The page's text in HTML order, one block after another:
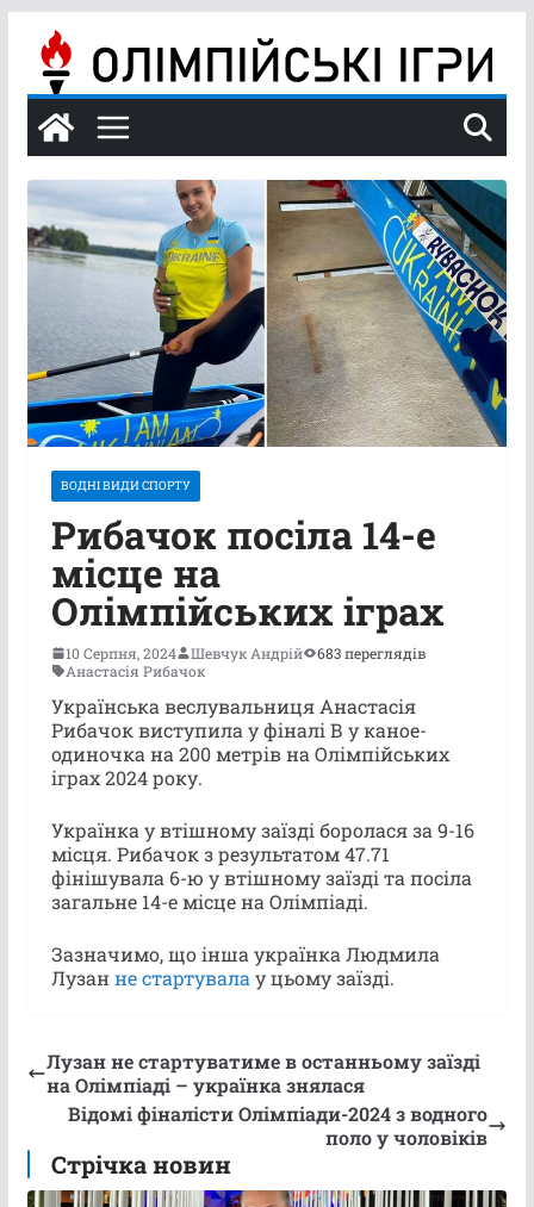
вмісту
ВОДНІ ВИДИ СПОРТУ
Рибачок посіла 14-е
місце на
Олімпійських іграх
10 Серпня, 2024 Шевчук Андрій
683 переглядів
Анастасія Рибачок
Українська веслувальниця Анастасія
Рибачок виступила у фіналі В у каное-
одиночка на 200 метрів на Олімпійських
іграх 2024 року.
Українка у втішному заїзді боролася за 9-16
місця. Рибачок з результатом 47.71
фінішувала 6-ю у втішному заїзді та посіла
загальне 14-е місце на Олімпіаді.
Зазначимо, що інша українка Людмила
Лузан не стартувала у цьому заїзді.
Лузан не стартуватиме в останньому заїзді
на Олімпіаді – українка знялася
Відомі фіналісти Олімпіади-2024 з водного
поло у чоловіків
Стрічка новин